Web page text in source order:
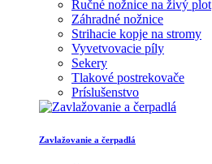
Ručné nožnice na živý plot
Záhradné nožnice
Strihacie kopje na stromy
Vyvetvovacie píly
Sekery
Tlakové postrekovače
Príslušenstvo
Zavlažovanie a čerpadlá